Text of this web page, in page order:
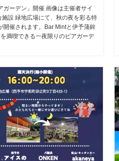
ーデン」開催 画像は主催者サイ
設 緑地広場にて、秋の夜を彩る特
開催されます。Bar Mintと伊予蒲鉾
満喫できる一夜限りのビアガーデ